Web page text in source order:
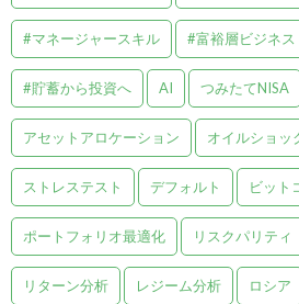
#マネージャースキル #富裕層ビジネス
#貯蓄から投資へ AI つみたてNISA
アセットアロケーション オイルショッ
ストレステスト デフォルト ビット
ポートフォリオ最適化 リスクパリティ
リターン分析 レジーム分析 ロシア